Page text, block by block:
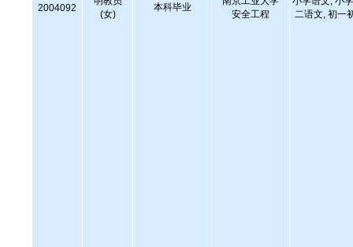
2004092
(女)
本科毕业
安全工程
二语文, 初一